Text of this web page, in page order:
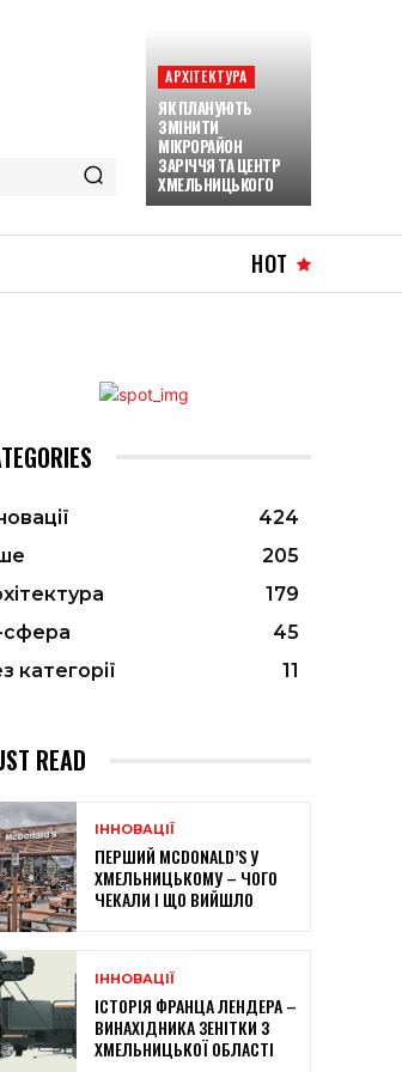
АРХІТЕКТУРА
ЯК ПЛАНУЮТЬ
ЗМІНИТИ
МІКРОРАЙОН
ЗАРІЧЧЯ ТА ЦЕНТР
ХМЕЛЬНИЦЬКОГО
HOT
424
205
179
сфера
45
категорії
11
READ
ІННОВАЦІЇ
ПЕРШИЙ MCDONALD’S У
ХМЕЛЬНИЦЬКОМУ – ЧОГО
ЧЕКАЛИ І ЩО ВИЙШЛО
ІННОВАЦІЇ
ІСТОРІЯ ФРАНЦА ЛЕНДЕРА –
ВИНАХІДНИКА ЗЕНІТКИ З
ХМЕЛЬНИЦЬКОЇ ОБЛАСТІ